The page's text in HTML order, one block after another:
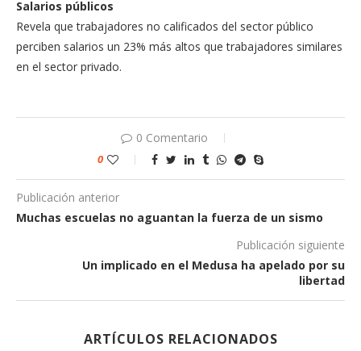
Salarios públicos
Revela que trabajadores no calificados del sector público
perciben salarios un 23% más altos que trabajadores similares
en el sector privado.
0 Comentario
0
Publicación anterior
Muchas escuelas no aguantan la fuerza de un sismo
Publicación siguiente
Un implicado en el Medusa ha apelado por su
libertad
ARTÍCULOS RELACIONADOS